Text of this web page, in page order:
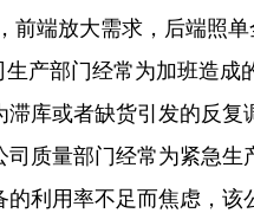
端放大需求，后端照
产部门经常为加班造成
库或者缺货引发的反
质量部门经常为紧急
利用率不足而焦虑，